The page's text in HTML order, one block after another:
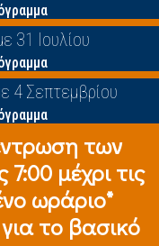
31 Ιουλίου
4 Σεπτεμβρίου
των
7:00 μέχρι τις
ωράριο*
το βασικό